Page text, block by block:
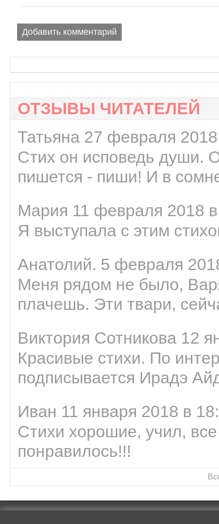
Добавить комментарий
ОТЗЫВЫ ЧИТАТЕЛЕЙ
Татьяна 27 февраля
Стих он исповедь души.
пишется - пиши! И в
Мария 11 февраля 2018
Я выступала с этим
Анатолий. 5 февраля
Меня рядом не было,
плачешь. Эти твари,
Виктория Сотникова 12
Красивые стихи. По
подписывается Ирадэ
Иван 11 января 2018 в
Стихи хорошие, учил,
понравилось!!!